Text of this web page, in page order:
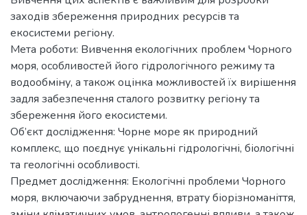
заходів збереження природних ресурсів та
екосистеми регіону.
Мета роботи: Вивчення екологічних проблем Чорного
моря, особливостей його гідрологічного режиму та
водообміну, а також оцінка можливостей їх вирішення
задля забезпечення сталого розвитку регіону та
збереження його екосистеми.
Об’єкт дослідження: Чорне море як природний
комплекс, що поєднує унікальні гідрологічні, біологічні
та геологічні особливості.
Предмет дослідження: Екологічні проблеми Чорного
моря, включаючи забруднення, втрату біорізноманіття,